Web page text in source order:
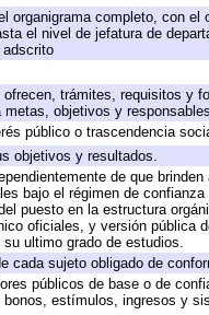
organigrama completo, con
el nivel de jefatura de
trámites, requisitos y
objetivos y
público o trascendencia
objetivos y resultados.
de que
bajo el régimen de
puesto en la estructura
oficiales, y versión pública
ultimo grado de estudios.
cada sujeto obligado de
públicos de base o de
estímulos, ingresos y